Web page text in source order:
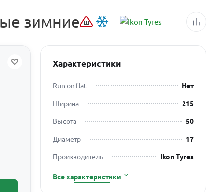
зимние
Характеристики
Run on flat
Нет
Ширина
215
Высота
50
Диаметр
17
Производитель
Ikon Tyres
Все характеристики